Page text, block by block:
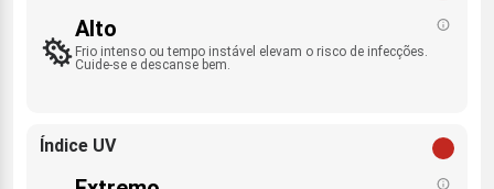
Alto
Frio intenso ou tempo instável elevam o risco de infecções.
Cuide-se e descanse bem.
Índice UV